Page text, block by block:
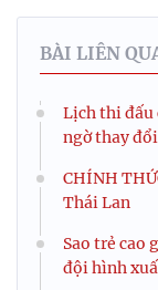
BÀI LIÊN
Lịch thi đấu
ngờ thay đổi
CHÍNH
Thái Lan
Sao trẻ cao
đội hình